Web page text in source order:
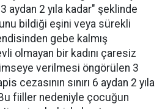
aydan 2 yıla kadar" şeklinde
bildiği eşini veya sürekli
gebe kalmış
olmayan bir kadını çaresiz
verilmesi öngörülen 3
cezasının sınırı 6 aydan 2 yıla
fiiller nedeniyle çocuğun